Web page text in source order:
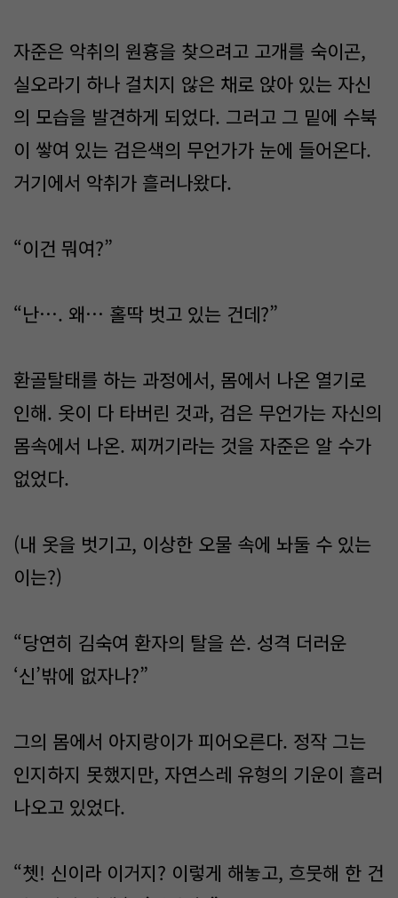
자준은 악취의 원흉을 찾으려고 고개를 숙이곤,
실오라기 하나 걸치지 않은 채로 앉아 있는 자신
의 모습을 발견하게 되었다. 그러고 그 밑에 수북
이 쌓여 있는 검은색의 무언가가 눈에 들어온다.
거기에서 악취가 흘러나왔다.
“이건 뭐여?”
“난…. 왜… 홀딱 벗고 있는 건데?”
환골탈태를 하는 과정에서, 몸에서 나온 열기로
인해. 옷이 다 타버린 것과, 검은 무언가는 자신의
몸속에서 나온. 찌꺼기라는 것을 자준은 알 수가
없었다.
(내 옷을 벗기고, 이상한 오물 속에 놔둘 수 있는
이는?)
“당연히 김숙여 환자의 탈을 쓴. 성격 더러운
‘신’밖에 없자나?”
그의 몸에서 아지랑이가 피어오른다. 정작 그는
인지하지 못했지만, 자연스레 유형의 기운이 흘러
나오고 있었다.
“쳇! 신이라 이거지? 이렇게 해놓고, 흐뭇해 한 건